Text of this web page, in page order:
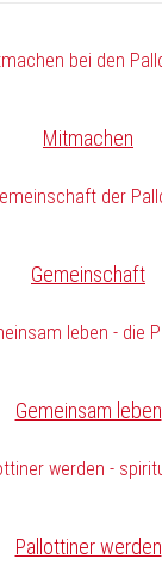
Mitmachen
Gemeinschaft
Gemeinsam leben
Pallottiner werden